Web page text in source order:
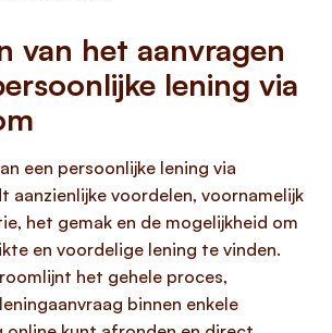
van het aanvragen
lening via
een persoonlijke lening via
aanzienlijke voordelen, voornamelijk
het gemak en de mogelijkheid om
en voordelige lening te vinden.
het gehele proces,
binnen enkele